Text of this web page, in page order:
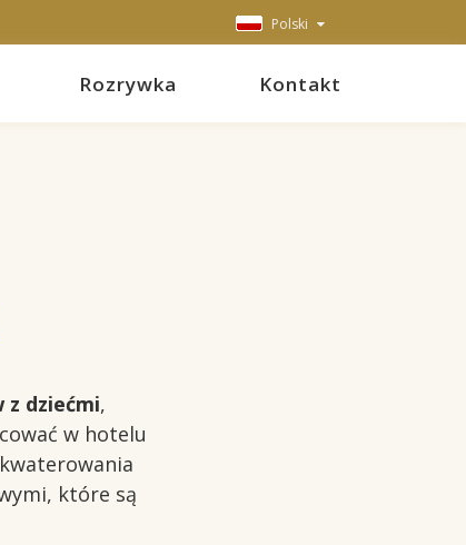
Polski
Rozrywka Kontakt
z dziećmi,
w hotelu
które są